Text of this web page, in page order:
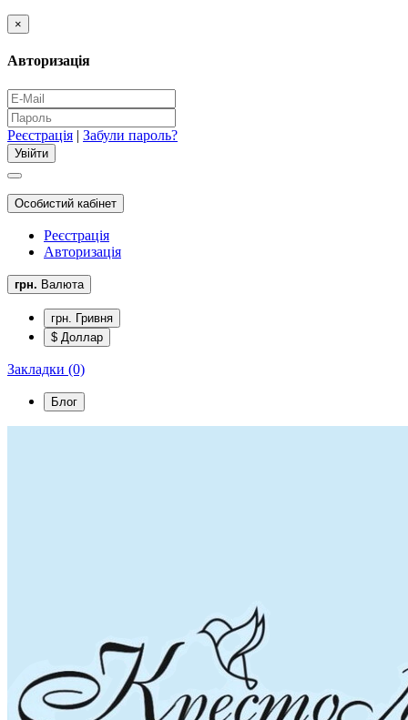
×
Авторизація
Реєстрація | Забули пароль?
Особистий кабінет
Реєстрація
Авторизація
грн. Валюта
грн. Гривня
$ Доллар
Закладки (0)
Блог